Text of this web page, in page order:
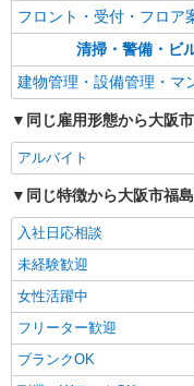
フロント・受付・フロア
清掃・警備・ビ
建物管理・設備管理・マ
同じ雇用形態から大阪
アルバイト
同じ特徴から大阪市福
入社日応相談
未経験歓迎
女性活躍中
フリーター歓迎
ブランクOK